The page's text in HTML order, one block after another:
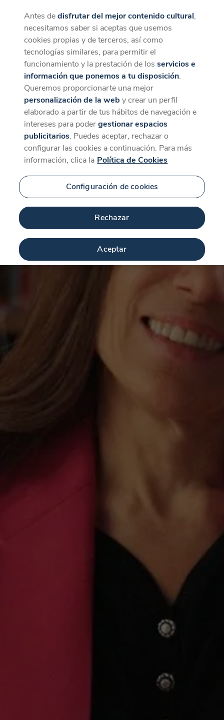
CaixaForum+
La mejor experiencia desde la App
Descargar
Antes dedisfrutar del mejor contenido cultural,
necesitamos saber si aceptas que usemos
cookies propias y de terceros, así como
tecnologías similares, para permitir el
funcionamiento y la prestación de losservicios e
información que ponemos a tu disposición.
Queremos proporcionarte una mejor
personalización de la web y crear un perfil
elaborado a partir de tus hábitos de navegación e
intereses para podergestionar espacios
publicitarios. Puedes aceptar, rechazar o
configurar las cookies a continuación. Para más
información, clica la Política de Cookies
Configuración de cookies
Rechazar
Aceptar